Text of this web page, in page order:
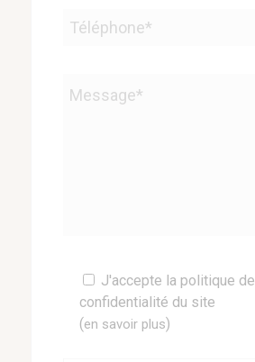
laisser
ce
champ
J'accepte la politique de
confidentialité du site
(en savoir plus)